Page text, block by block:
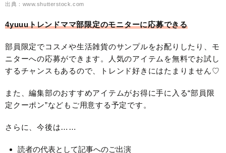
出典：www.shutterstock.com
4yuuuトレンドママ部限定のモニターに応募できる
部員限定でコスメや生活雑貨のサンプルをお配りしたり、モ
ニターへの応募ができます。人気のアイテムを無料でお試し
するチャンスもあるので、トレンド好きにはたまりません♡
また、編集部のおすすめアイテムがお得に手に入る“部員限
定クーポン”などもご用意する予定です。
さらに、今後は……
読者の代表として記事へのご出演